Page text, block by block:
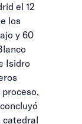
el 12
los
y 60
Isidro
catedral